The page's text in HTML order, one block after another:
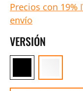
Precios con 19%
envío
VERSIÓN